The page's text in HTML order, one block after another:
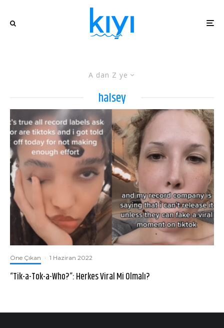
A dan Z ye
halsey
Öne Çıkan · 1 Haziran 2022
“Tik-a-Tok-a-Who?”: Herkes Viral Mi Olmalı?